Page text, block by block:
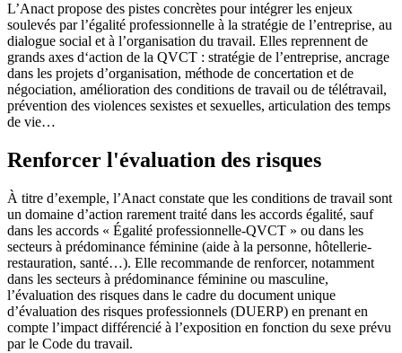
L’Anact propose des pistes concrètes pour intégrer les enjeux
soulevés par l’égalité professionnelle à la stratégie de l’entreprise, au
dialogue social et à l’organisation du travail. Elles reprennent de
grands axes d‘action de la QVCT : stratégie de l’entreprise, ancrage
dans les projets d’organisation, méthode de concertation et de
négociation, amélioration des conditions de travail ou de télétravail,
prévention des violences sexistes et sexuelles, articulation des temps
de vie…
Renforcer l'évaluation des risques
À titre d’exemple, l’Anact constate que les conditions de travail sont
un domaine d’action rarement traité dans les accords égalité, sauf
dans les accords « Égalité professionnelle-QVCT » ou dans les
secteurs à prédominance féminine (aide à la personne, hôtellerie-
restauration, santé…). Elle recommande de renforcer, notamment
dans les secteurs à prédominance féminine ou masculine,
l’évaluation des risques dans le cadre du document unique
d’évaluation des risques professionnels (DUERP) en prenant en
compte l’impact différencié à l’exposition en fonction du sexe prévu
par le Code du travail.